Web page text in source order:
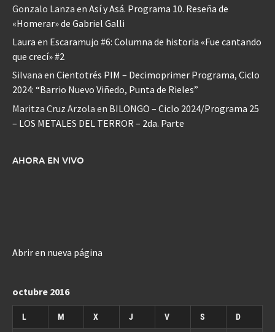
Gonzalo Lanza en Así y Asá. Programa 10. Reseña de
«Homerar» de Gabriel Galli
Laura en Escaramujo #6: Columna de historia «Fue cantando
que crecí» #2
Silvana en Cientotrés PIM – Decimoprimer Programa, Ciclo
2024: “Barrio Nuevo Viñedo, Punta de Rieles”
Maritza Cruz Arzola en BILONGO – Ciclo 2024/Programa 25
– LOS METALES DEL TERROR – 2da. Parte
AHORA EN VIVO
Abrir en nueva página
octubre 2016
L M X J V S D